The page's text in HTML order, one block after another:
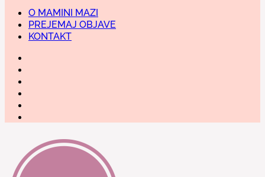
O MAMINI MAZI
PREJEMAJ OBJAVE
KONTAKT